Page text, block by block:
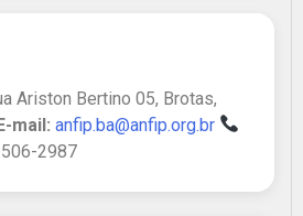
Ariston Bertino 05, Brotas,
mail: anfip.ba@anfip.org.br
2987